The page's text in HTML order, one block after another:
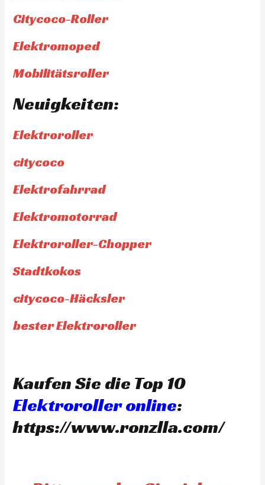
Citycoco-Roller
Elektromoped
Mobilitätsroller
Neuigkeiten:
Elektroroller
citycoco
Elektrofahrrad
Elektromotorrad
Elektroroller-Chopper
Stadtkokos
citycoco-Häcksler
bester Elektroroller
Kaufen Sie die Top 10
Elektroroller online:
https://www.ronzlla.com/